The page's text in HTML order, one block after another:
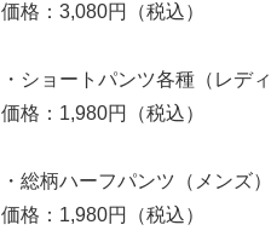
価格：3,080円（税込）
・ショートパンツ各種（レディ
価格：1,980円（税込）
・総柄ハーフパンツ（メンズ）
価格：1,980円（税込）